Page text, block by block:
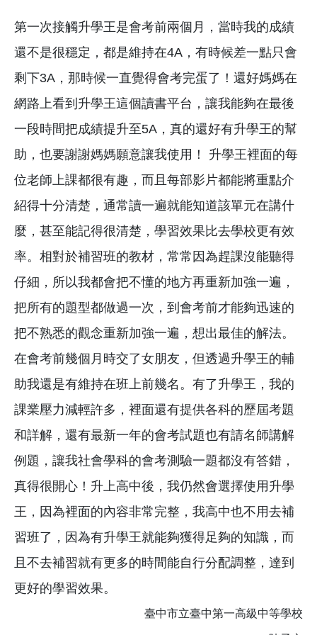
第一次接觸升學王是會考前兩個月，當時我的成績
還不是很穩定，都是維持在4A，有時候差一點只會
剩下3A，那時候一直覺得會考完蛋了！還好媽媽在
網路上看到升學王這個讀書平台，讓我能夠在最後
一段時間把成績提升至5A，真的還好有升學王的幫
助，也要謝謝媽媽願意讓我使用！ 升學王裡面的每
位老師上課都很有趣，而且每部影片都能將重點介
紹得十分清楚，通常讀一遍就能知道該單元在講什
麼，甚至能記得很清楚，學習效果比去學校更有效
率。相對於補習班的教材，常常因為趕課沒能聽得
仔細，所以我都會把不懂的地方再重新加強一遍，
把所有的題型都做過一次，到會考前才能夠迅速的
把不熟悉的觀念重新加強一遍，想出最佳的解法。
在會考前幾個月時交了女朋友，但透過升學王的輔
助我還是有維持在班上前幾名。有了升學王，我的
課業壓力減輕許多，裡面還有提供各科的歷屆考題
和詳解，還有最新一年的會考試題也有請名師講解
例題，讓我社會學科的會考測驗一題都沒有答錯，
真得很開心！升上高中後，我仍然會選擇使用升學
王，因為裡面的內容非常完整，我高中也不用去補
習班了，因為有升學王就能夠獲得足夠的知識，而
且不去補習就有更多的時間能自行分配調整，達到
更好的學習效果。
臺中市立臺中第一高級中等學校